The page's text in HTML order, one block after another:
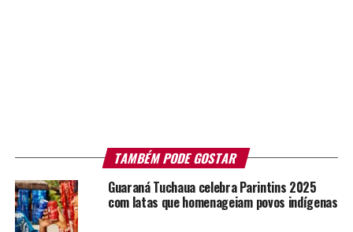
TAMBÉM PODE GOSTAR
Guaraná Tuchaua celebra Parintins 2025
com latas que homenageiam povos indígenas